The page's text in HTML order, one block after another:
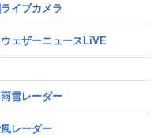
ライブカメラ
ウェザーニュースLiVE
雨雪レーダー
風レーダー